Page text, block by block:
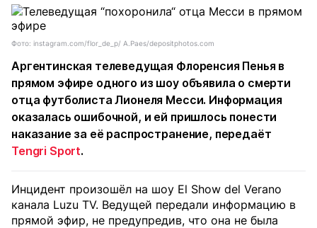
Фото: instagram.com/flor_de_p/ A.Paes/depositphotos.com
Аргентинская телеведущая Флоренсия Пенья в
прямом эфире одного из шоу объявила о смерти
отца футболиста Лионеля Месси. Информация
оказалась ошибочной, и ей пришлось понести
наказание за её распространение, передаёт
Tengri Sport.
Инцидент произошёл на шоу El Show del Verano
канала Luzu TV. Ведущей передали информацию в
прямой эфир, не предупредив, что она не была